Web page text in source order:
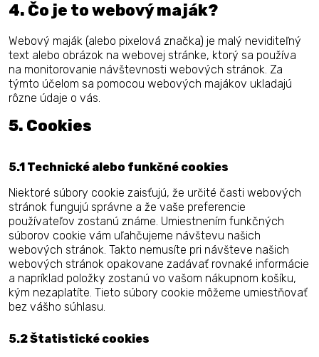
4. Čo je to webový maják?
Webový maják (alebo pixelová značka) je malý neviditeľný
text alebo obrázok na webovej stránke, ktorý sa používa
na monitorovanie návštevnosti webových stránok. Za
týmto účelom sa pomocou webových majákov ukladajú
rôzne údaje o vás.
5. Cookies
5.1 Technické alebo funkčné cookies
Niektoré súbory cookie zaisťujú, že určité časti webových
stránok fungujú správne a že vaše preferencie
používateľov zostanú známe. Umiestnením funkčných
súborov cookie vám uľahčujeme návštevu našich
webových stránok. Takto nemusíte pri návšteve našich
webových stránok opakovane zadávať rovnaké informácie
a napríklad položky zostanú vo vašom nákupnom košíku,
kým nezaplatíte. Tieto súbory cookie môžeme umiestňovať
bez vášho súhlasu.
5.2 Štatistické cookies